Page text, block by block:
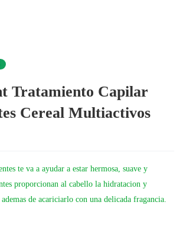
Tratamiento Capilar
Cereal Multiactivos
te va a ayudar a estar hermosa, suave y
proporcionan al cabello la hidratacion y
de acariciarlo con una delicada fragancia.